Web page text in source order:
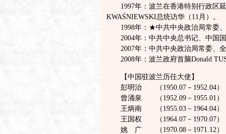
1997年：波兰在香港特别行政区延
KWAŚNIEWSKI总统访华（11月）。
1998年：★中共中央政治局常委、
2004年：中共中央总书记、中国国
2007年：中共中央政治局常委、全
2008年：波兰政府首脑Donald
【中国驻波兰历任大使】
彭明治 （1950.07－1952.04）
曾涌泉 （1952.09－1955.01）
王炳南 （1955.03－1964.04）
王国权 （1964.07－1970.07）
姚 广 （1970.08－1971.12）